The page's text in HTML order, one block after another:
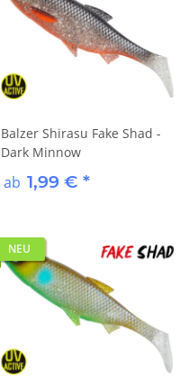
Balzer Shirasu Fake Shad -
Dark Minnow
ab 1,99 € *
NEU